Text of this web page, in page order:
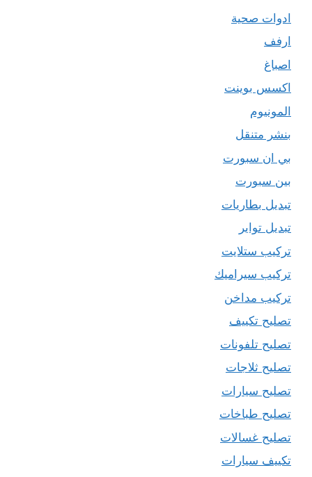
ادوات صحية
ارفف
اصباغ
اكسس بوينت
المونيوم
بنشر متنقل
بي ان سبورت
بين سبورت
تبديل بطاريات
تبديل تواير
تركيب ستلايت
تركيب سيراميك
تركيب مداخن
تصليح تكييف
تصليح تلفونات
تصليح ثلاجات
تصليح سيارات
تصليح طباخات
تصليح غسالات
تكييف سيارات